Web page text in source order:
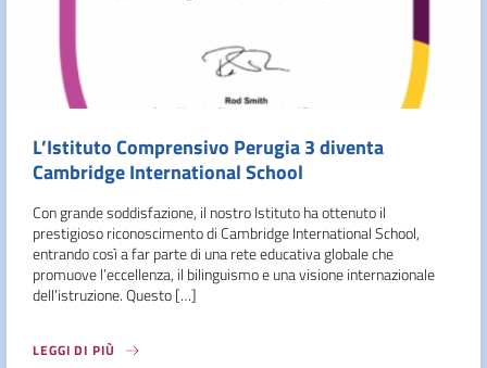
L’Istituto Comprensivo Perugia 3 diventa
Cambridge International School
Con grande soddisfazione, il nostro Istituto ha ottenuto il
prestigioso riconoscimento di Cambridge International School,
entrando così a far parte di una rete educativa globale che
promuove l’eccellenza, il bilinguismo e una visione internazionale
dell’istruzione. Questo […]
LEGGI DI PIÙ